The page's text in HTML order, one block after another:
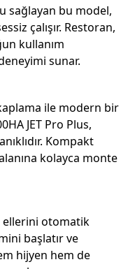
sağlayan bu model,
çalışır. Restoran,
kullanım
sunar.
ile modern bir
JET Pro Plus,
Kompakt
kolayca monte
ellerini otomatik
başlatır ve
hijyen hem de